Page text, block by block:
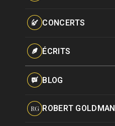
Pseudonymes
CONCERTS
ÉCRITS
Interviews
BLOG
RG ROBERT GOLDMAN